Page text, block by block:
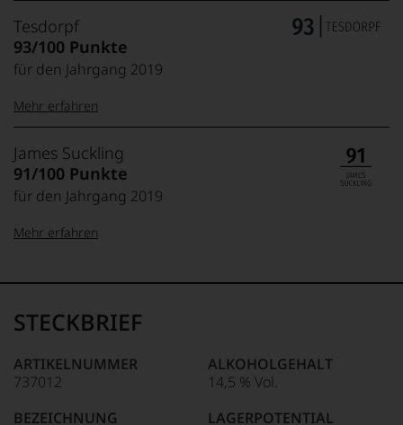
Tesdorpf
93/100 Punkte
für den Jahrgang 2019
99–100 Punkte:
95–98 Punkte:
85–89 Punkte:
Unter 85 Punkte:
Tesdorpf
Der
Name
Tesdorpf
für
für
edlen
der
Welt,
wie
Mehr erfahren
James Suckling
91/100 Punkte
für den Jahrgang 2019
90 Punkte und
Unter 88
Punkte:
Suckling
Der
Amerikaner
Suckling,
Jahrgang
zählt
Mehr erfahren
STECKBRIEF
ARTIKELNUMMER
737012
BEZEICHNUNG
ALKOHOLGEHALT
14,5 % Vol.
LAGERPOTENTIAL